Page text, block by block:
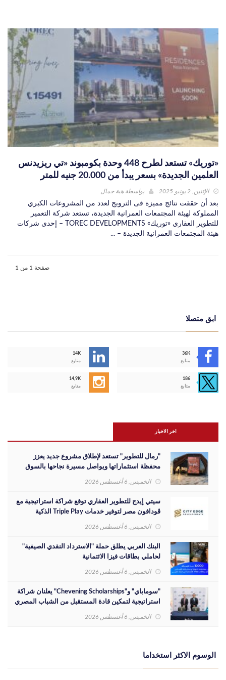
«توريك» تستعد لطرح 448 وحدة بكومبوند «تي ريزيدنس
العلمين الجديدة» بسعر يبدأ من 20.000 جنيه للمتر
الإثنين, 2 يونيو 2025 بواسطة هبة جمال
بعد أن حققت نتائج مميزة فى الترويج لعدد من المشروعات الكبري
المملوكة لهيئة المجتمعات العمرانية الجديدة، تستعد شركة التعمير
للتطوير العقاري «توريك» TOREC DEVELOPMENTS – إحدى شركات
هيئة المجتمعات العمرانية الجديدة – ...
صفحة 1 من 1
ابق متصلا
14K
متابع
36K
متابع
14,9K
متابع
186
متابع
اخر الاخبار
"رمال للتطوير" تستعد لإطلاق مشروع جديد يعزز
محفظة استثماراتها ويواصل مسيرة نجاحها بالسوق
الخميس, 6 أغسطس 2026
سيتي إيدج للتطوير العقاري توقع شراكة استراتيجية مع
ڤودافون مصر لتوفير خدمات Triple Play الذكية
بمشروع داون تاون بمدينة العلمين الجديدة
الخميس, 6 أغسطس 2026
البنك العربي يطلق حملة "الاسترداد النقدي الصيفية"
لحاملي بطاقات فيزا الائتمانية
الخميس, 6 أغسطس 2026
"سوماباي" و"Chevening Scholarships" يعلنان شراكة
استراتيجية لتمكين قادة المستقبل من الشباب المصري
الخميس, 6 أغسطس 2026
الوسوم الاكثر استخداما